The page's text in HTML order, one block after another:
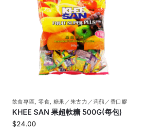
飲食專區, 零食, 糖果／朱古力／蒟蒻／香口膠
KHEE SAN 果超軟糖 500G(每包)
$24.00